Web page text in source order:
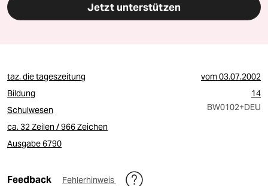
Jetzt unterstützen
taz. die tageszeitung vom03.07.2002
Bildung
14
Schulwesen
BW0102+DEU
ca. 32 Zeilen / 966 Zeichen
Ausgabe 6790
Feedback Fehlerhinweis